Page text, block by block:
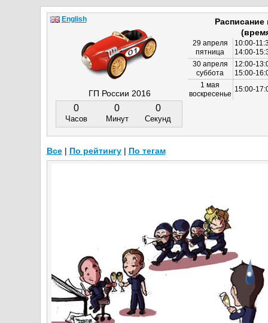
ГП России 2016
0
Часов
0
Минут
0
Секунд
29 апреля
пятница
10:00-
14:00-
30 апреля
суббота
12:00-
15:00-
1 мая
воскресенье
15:00-
English
Все| По рейтингу| По тегам